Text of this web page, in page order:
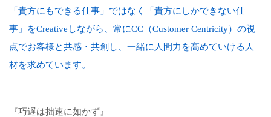
「貴方にもできる仕事」ではなく「貴方にしかできない仕
事」をCreativeしながら、常にCC（Customer Centricity）の視
点でお客様と共感・共創し、一緒に人間力を高めていける人
材を求めています。
『巧遅は拙速に如かず』